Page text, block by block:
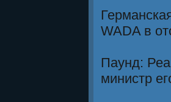
WADA в
Паунд:
министр